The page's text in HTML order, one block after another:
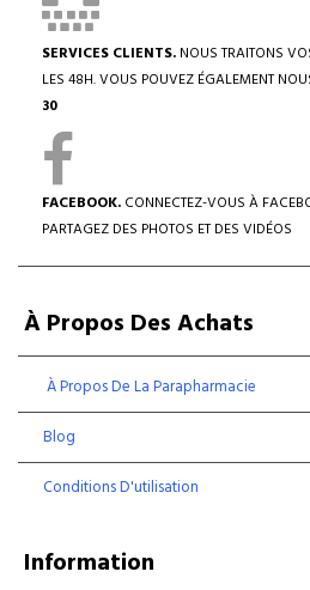
SERVICES CLIENTS. NOUS TRAITONS
LES 48H. VOUS POUVEZ ÉGALEMENT
30
FACEBOOK. CONNECTEZ-VOUS À
PARTAGEZ DES PHOTOS ET DES VIDÉOS
À Propos Des Achats
À Propos De La Parapharmacie
Blog
Conditions D'utilisation
Information